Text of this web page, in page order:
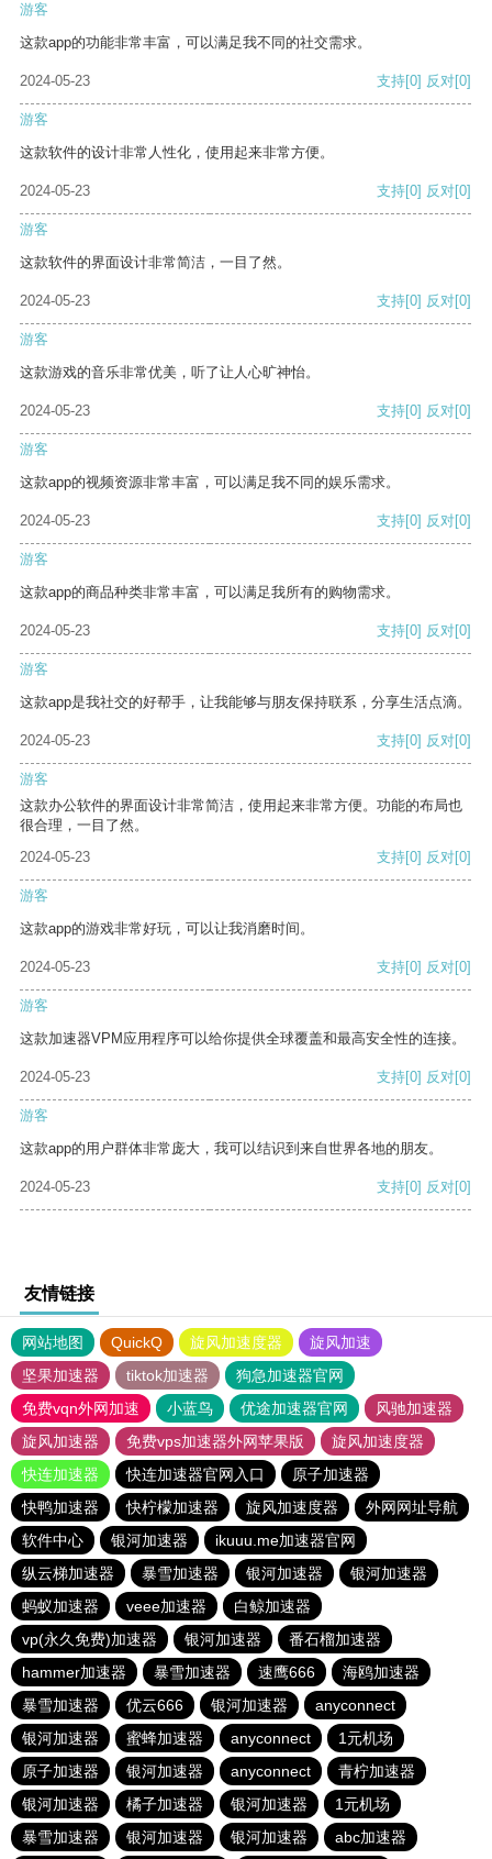
游客
这款app的功能非常丰富，可以满足我不同的社交需求。
2024-05-23 支持[0] 反对[0]
游客
这款软件的设计非常人性化，使用起来非常方便。
2024-05-23 支持[0] 反对[0]
游客
这款软件的界面设计非常简洁，一目了然。
2024-05-23 支持[0] 反对[0]
游客
这款游戏的音乐非常优美，听了让人心旷神怡。
2024-05-23 支持[0] 反对[0]
游客
这款app的视频资源非常丰富，可以满足我不同的娱乐需求。
2024-05-23 支持[0] 反对[0]
游客
这款app的商品种类非常丰富，可以满足我所有的购物需求。
2024-05-23 支持[0] 反对[0]
游客
这款app是我社交的好帮手，让我能够与朋友保持联系，分享生活点滴。
2024-05-23 支持[0] 反对[0]
游客
这款办公软件的界面设计非常简洁，使用起来非常方便。功能的布局也
很合理，一目了然。
2024-05-23
支持[0] 反对[0]
游客
这款app的游戏非常好玩，可以让我消磨时间。
2024-05-23 支持[0] 反对[0]
游客
这款加速器VPM应用程序可以给你提供全球覆盖和最高安全性的连接。
2024-05-23 支持[0] 反对[0]
游客
这款app的用户群体非常庞大，我可以结识到来自世界各地的朋友。
2024-05-23 支持[0] 反对[0]
友情链接
网站地图 QuickQ 旋风加速度器
旋风加速
坚果加速器
tiktok加速器
狗急加速器官网
免费vqn外网加速
小蓝鸟 优途加速器官网
风驰加速器
旋风加速器
免费vps加速器外网苹果版
旋风加速度器
快连加速器
快连加速器官网入口
原子加速器
快鸭加速器
快柠檬加速器 旋风加速度器
外网网址导航
软件中心
银河加速器
ikuuu.me加速器官网
纵云梯加速器
暴雪加速器 银河加速器
银河加速器
蚂蚁加速器
veee加速器
白鲸加速器
vp(永久免费)加速器
银河加速器
番石榴加速器
hammer加速器
暴雪加速器 速鹰666
海鸥加速器
暴雪加速器
优云666 银河加速器
anyconnect
银河加速器
蜜蜂加速器 anyconnect
1元机场
原子加速器
银河加速器 anyconnect
青柠加速器
银河加速器
橘子加速器 银河加速器
1元机场
暴雪加速器
银河加速器 银河加速器 abc加速器